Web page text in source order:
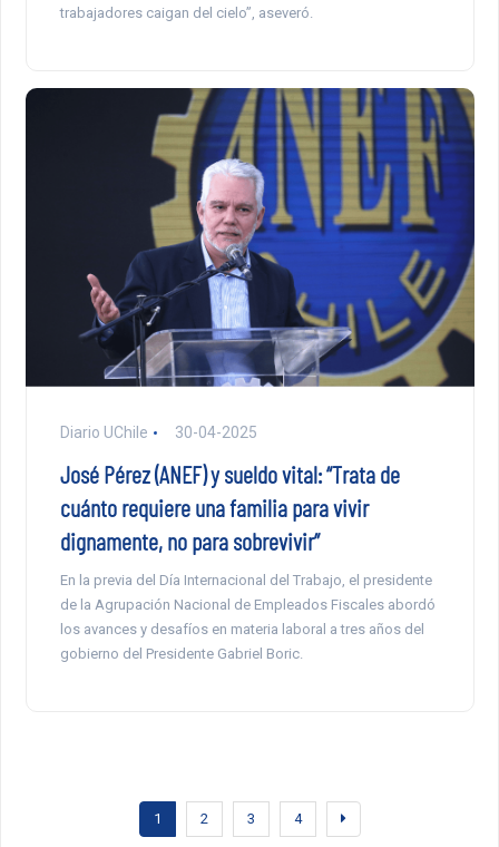
trabajadores caigan del cielo”, aseveró.
Diario UChile 30-04-2025
José Pérez (ANEF) y sueldo vital: “Trata de
cuánto requiere una familia para vivir
dignamente, no para sobrevivir”
En la previa del Día Internacional del Trabajo, el presidente
de la Agrupación Nacional de Empleados Fiscales abordó
los avances y desafíos en materia laboral a tres años del
gobierno del Presidente Gabriel Boric.
1 2 3 4